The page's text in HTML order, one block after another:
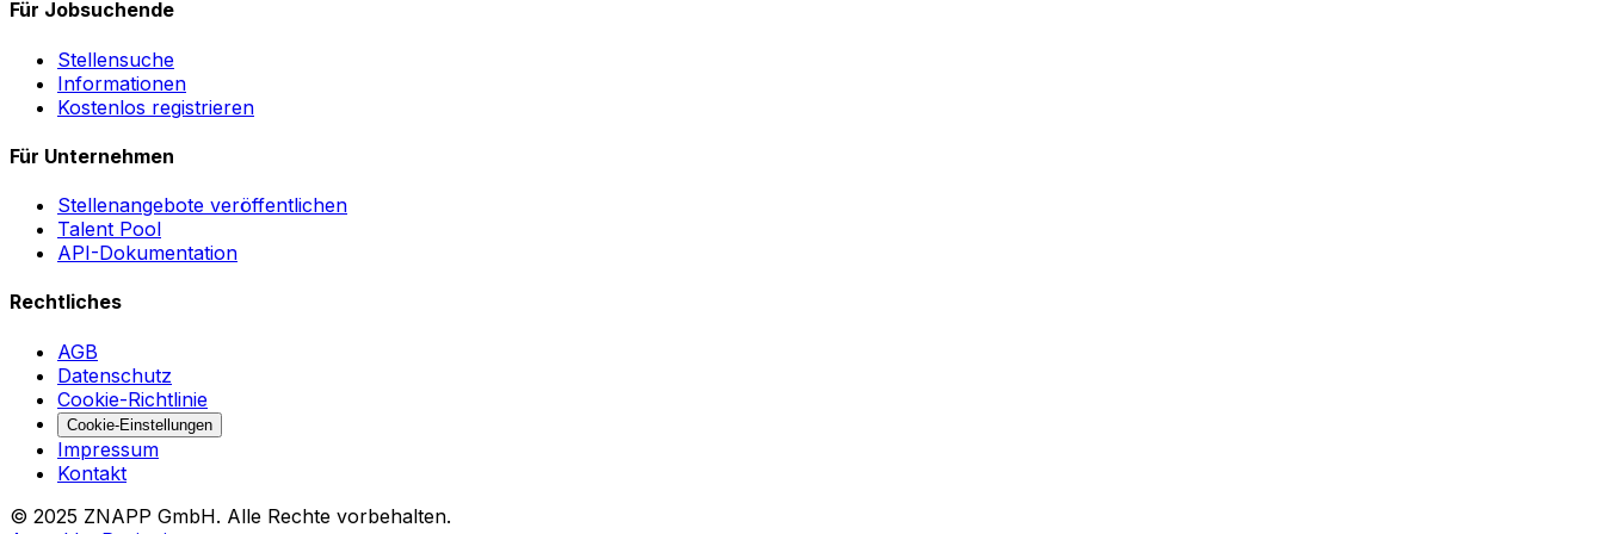
Für Jobsuchende
Stellensuche
Informationen
Kostenlos registrieren
Für Unternehmen
Stellenangebote veröffentlichen
Talent Pool
API-Dokumentation
Rechtliches
AGB
Datenschutz
Cookie-Richtlinie
Cookie-Einstellungen
Impressum
Kontakt
© 2025 ZNAPP GmbH. Alle Rechte vorbehalten.